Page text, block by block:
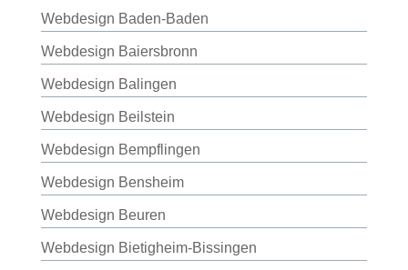
Webdesign Baden-Baden
Webdesign Baiersbronn
Webdesign Balingen
Webdesign Beilstein
Webdesign Bempflingen
Webdesign Bensheim
Webdesign Beuren
Webdesign Bietigheim-Bissingen